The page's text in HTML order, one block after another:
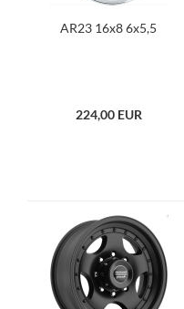
AR23 16x8 6x5,5
224,00 EUR